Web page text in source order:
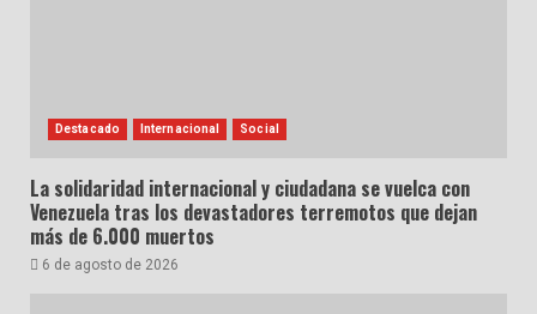
Destacado Internacional Social
La solidaridad internacional y ciudadana se vuelca con
Venezuela tras los devastadores terremotos que dejan
más de 6.000 muertos
6 de agosto de 2026